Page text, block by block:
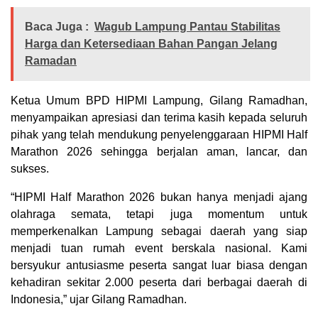
Baca Juga : Wagub Lampung Pantau Stabilitas
Harga dan Ketersediaan Bahan Pangan Jelang
Ramadan
Ketua Umum BPD HIPMI Lampung, Gilang Ramadhan,
menyampaikan apresiasi dan terima kasih kepada seluruh
pihak yang telah mendukung penyelenggaraan HIPMI Half
Marathon 2026 sehingga berjalan aman, lancar, dan
sukses.
“HIPMI Half Marathon 2026 bukan hanya menjadi ajang
olahraga semata, tetapi juga momentum untuk
memperkenalkan Lampung sebagai daerah yang siap
menjadi tuan rumah event berskala nasional. Kami
bersyukur antusiasme peserta sangat luar biasa dengan
kehadiran sekitar 2.000 peserta dari berbagai daerah di
Indonesia,” ujar Gilang Ramadhan.